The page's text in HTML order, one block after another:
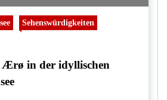
Sehenswürdigkeiten
Ærø in der idyllischen